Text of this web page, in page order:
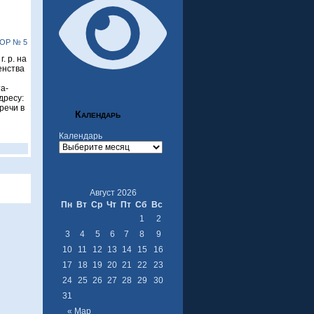
№ 5
р. на
в
Календарь
Календарь
Август 2026
Пн Вт Ср Чт Пт Сб Вс
« Мар
1
2
3
4 5 6 7 8
9
10
11 12 13 14 15
16
17
18 19 20 21 22
23
24 25 26 27 28 29
30
31